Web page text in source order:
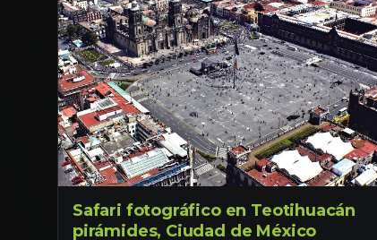
Safari fotográfico en Teotihuacán
pirámides, Ciudad de México